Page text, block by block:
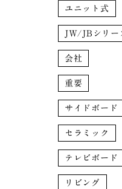
ユニット式
JW/JBシリー
会社
重要
サイドボード
セラミック
テレビボード
リビング